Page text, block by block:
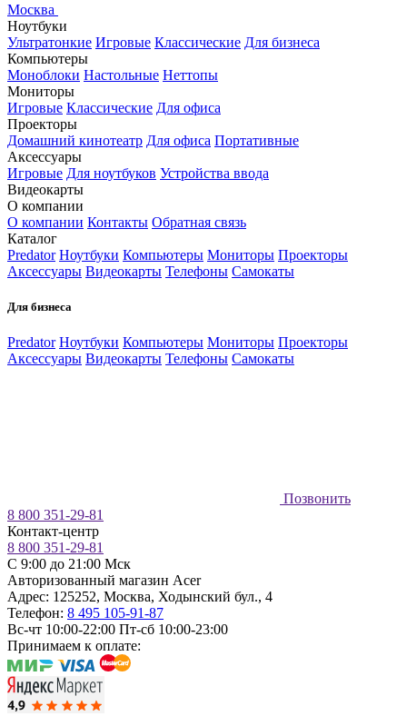
Москва
Ноутбуки
Ультратонкие Игровые Классические Для бизнеса
Компьютеры
Моноблоки Настольные Неттопы
Мониторы
Игровые Классические Для офиса
Проекторы
Домашний кинотеатр Для офиса Портативные
Аксессуары
Игровые Для ноутбуков Устройства ввода
Видеокарты
О компании
О компании Контакты Обратная связь
Каталог
Predator Ноутбуки Компьютеры Мониторы Проекторы
Аксессуары Видеокарты Телефоны Самокаты
Для бизнеса
Predator Ноутбуки Компьютеры Мониторы Проекторы
Аксессуары Видеокарты Телефоны Самокаты
Позвонить
8 800 351-29-81
Контакт-центр
8 800 351-29-81
C 9:00 до 21:00 Мск
Авторизованный магазин Acer
Адрес: 125252, Москва, Ходынский бул., 4
Телефон: 8 495 105-91-87
Вс-чт 10:00-22:00 Пт-сб 10:00-23:00
Принимаем к оплате: